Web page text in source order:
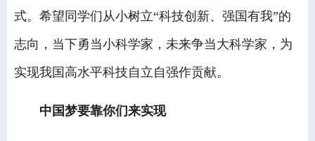
式。希望同学们从小树立“科技创新、强国有我”的
志向，当下勇当小科学家，未来争当大科学家，为
实现我国高水平科技自立自强作贡献。
中国梦要靠你们来实现